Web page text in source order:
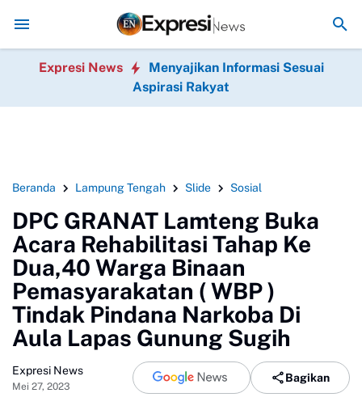
dan Relawan Putri Zulkifli Hasan (PZH)resmi di lantik , sekaligus
Expresi News
Menyajikan Informasi Sesuai
Aspirasi Rakyat
Beranda Lampung Tengah Slide Sosial
DPC GRANAT Lamteng Buka
Acara Rehabilitasi Tahap Ke
Dua,40 Warga Binaan
Pemasyarakatan ( WBP )
Tindak Pindana Narkoba Di
Aula Lapas Gunung Sugih
Expresi News
Mei 27, 2023
Bagikan